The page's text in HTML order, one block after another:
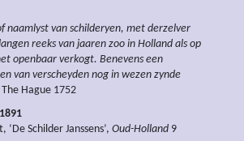
naamlyst van schilderyen, met derzelver
reeks van jaaren zoo in Holland als op
openbaar verkogt. Benevens een
van verscheyden nog in wezen zynde
The Hague 1752
Schilder Janssens’, Oud-Holland 9